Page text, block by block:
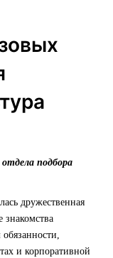
подбора
дружественная
знакомства
и корпоративной